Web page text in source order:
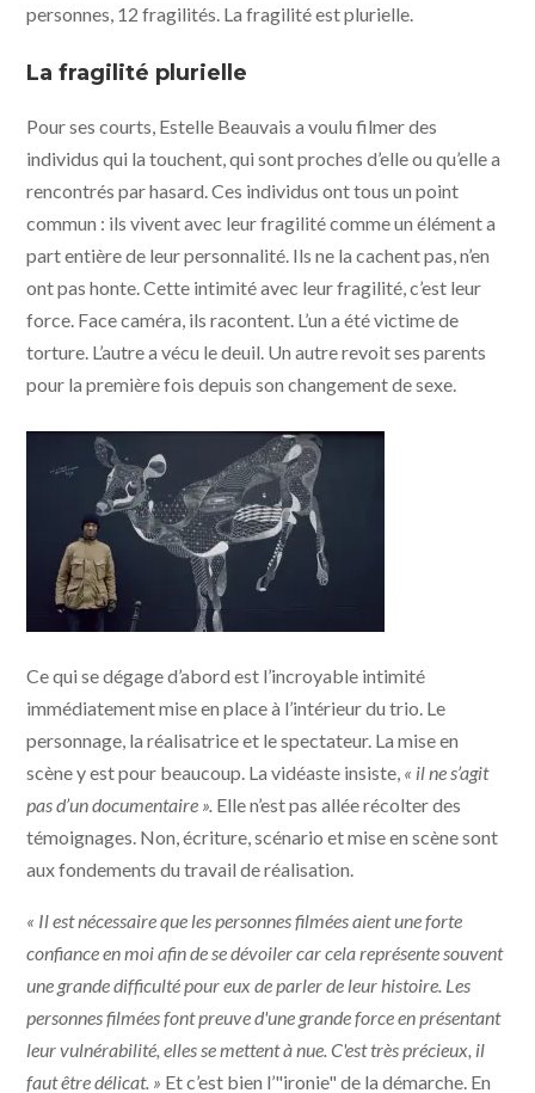
personnes, 12 fragilités. La fragilité est plurielle.
La fragilité plurielle
Pour ses courts, Estelle Beauvais a voulu filmer des
individus qui la touchent, qui sont proches d’elle ou qu’elle a
rencontrés par hasard. Ces individus ont tous un point
commun : ils vivent avec leur fragilité comme un élément a
part entière de leur personnalité. Ils ne la cachent pas, n’en
ont pas honte. Cette intimité avec leur fragilité, c’est leur
force. Face caméra, ils racontent. L’un a été victime de
torture. L’autre a vécu le deuil. Un autre revoit ses parents
pour la première fois depuis son changement de sexe.
Ce qui se dégage d’abord est l’incroyable intimité
immédiatement mise en place à l’intérieur du trio. Le
personnage, la réalisatrice et le spectateur. La mise en
scène y est pour beaucoup. La vidéaste insiste, « il ne s’agit
pas d’un documentaire ». Elle n’est pas allée récolter des
témoignages. Non, écriture, scénario et mise en scène sont
aux fondements du travail de réalisation.
« Il est nécessaire que les personnes filmées aient une forte
confiance en moi afin de se dévoiler car cela représente souvent
une grande difficulté pour eux de parler de leur histoire. Les
personnes filmées font preuve d'une grande force en présentant
leur vulnérabilité, elles se mettent à nue. C'est très précieux, il
faut être délicat. » Et c’est bien l’"ironie" de la démarche. En